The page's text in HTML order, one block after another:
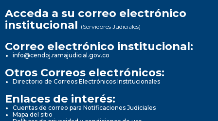
Acceda a su correo electrónico
institucional (Servidores Judiciales)
Correo electrónico institucional:
info@cendoj.ramajudicial.gov.co
Otros Correos electrónicos:
Directorio de Correos Electrónicos Institucionales
Enlaces de interés:
Cuentas de correo para Notificaciones Judiciales
Mapa del sitio